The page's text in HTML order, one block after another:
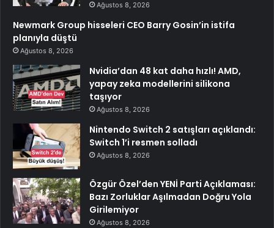
Ağustos 8, 2026
Newmark Group hisseleri CEO Barry Gosin’in istifa
planıyla düştü
Ağustos 8, 2026
Nvidia’dan 48 kat daha hızlı! AMD,
yapay zeka modellerini silikona
taşıyor
Ağustos 8, 2026
Nintendo Switch 2 satışları açıklandı:
Switch 1’i resmen solladı
Ağustos 8, 2026
Özgür Özel’den YENİ Parti Açıklaması:
Bazı Zorluklar Aşılmadan Doğru Yola
Girilemiyor
Ağustos 8, 2026